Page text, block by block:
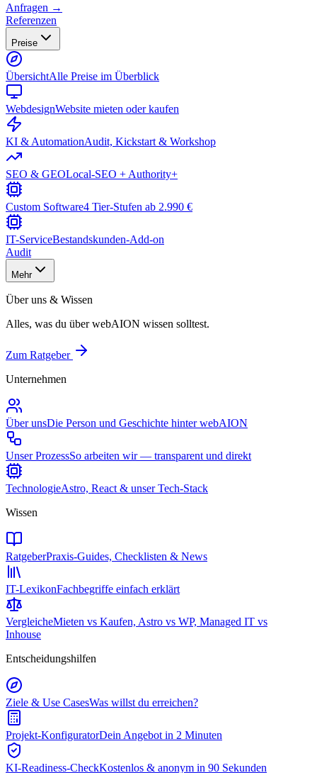
Anfragen →
Referenzen
Preise
ÜbersichtAlle Preise im Überblick
WebdesignWebsite mieten oder kaufen
KI & AutomationAudit, Kickstart & Workshop
SEO & GEOLocal-SEO + Authority+
Custom Software4 Tier-Stufen ab 2.990 €
IT-ServiceBestandskunden-Add-on
Audit
Mehr
Über uns & Wissen
Alles, was du über webAION wissen solltest.
Zum Ratgeber
Unternehmen
Über unsDie Person und Geschichte hinter webAION
Unser ProzessSo arbeiten wir — transparent und direkt
TechnologieAstro, React & unser Tech-Stack
Wissen
RatgeberPraxis-Guides, Checklisten & News
IT-LexikonFachbegriffe einfach erklärt
VergleicheMieten vs Kaufen, Astro vs WP, Managed IT vs
Inhouse
Entscheidungshilfen
Ziele & Use CasesWas willst du erreichen?
Projekt-KonfiguratorDein Angebot in 2 Minuten
KI-Readiness-CheckKostenlos & anonym in 90 Sekunden